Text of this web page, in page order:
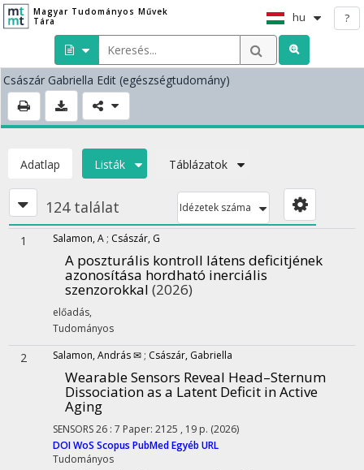
Magyar Tudományos Művek
Tára
hu ?
Császár Gabriella Edit (egészségtudomány)
Adatlap Listák Táblázatok
124 találat Idézetek száma
1 Salamon, A ; Császár, G
A poszturális kontroll látens deficitjének
azonosítása hordható inerciális
szenzorokkal (2026)
előadás,
Tudományos
2 Salamon, András ✉ ; Császár, Gabriella
Wearable Sensors Reveal Head–Sternum
Dissociation as a Latent Deficit in Active
Aging
SENSORS26 : 7 Paper: 2125 , 19 p. (2026)
DOIWoS Scopus PubMedEgyéb URL
Tudományos